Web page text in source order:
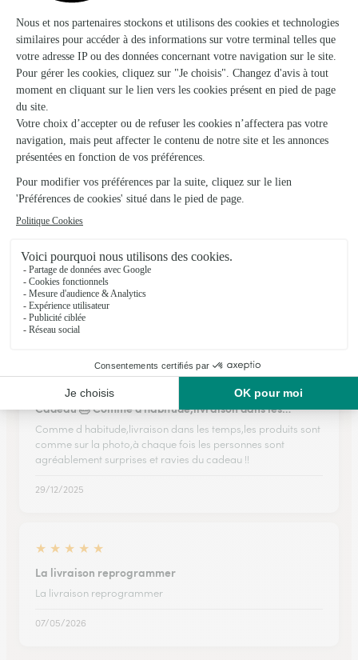
Glénat
★ ★ ★ ★ ★
Bouquet très bien réalisé avec des…
Bouquet très bien réalisé avec des jolies fleurs. Livraison au
top. Je recommande.
06/12/2025
★ ★ ★ ★
Rapidité très beau bouquet amie ravie et offre sans les frais
d'expédition m'ont incités à commandé et rajouter les
amandes petites douceur appréciées
22/06/2026
Cadeau 🎂 Comme d habitude,livraison dans les…
Comme d habitude,livraison dans les temps,les produits sont
comme sur la photo,à chaque fois les personnes sont
agréablement surprises et ravies du cadeau !!
29/12/2025
★ ★ ★ ★ ★
La livraison reprogrammer
La livraison reprogrammer
07/05/2026